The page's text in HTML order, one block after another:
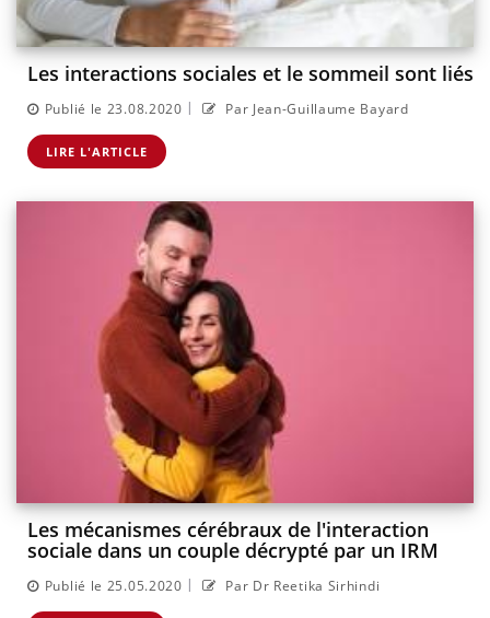
Les interactions sociales et le sommeil sont liés
Publié le 23.08.2020 | Par Jean-Guillaume Bayard
LIRE L'ARTICLE
Les mécanismes cérébraux de l'interaction
sociale dans un couple décrypté par un IRM
Publié le 25.05.2020 | Par Dr Reetika Sirhindi